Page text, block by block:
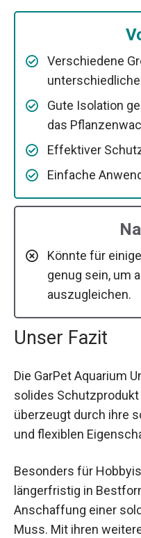
Verschiedene
Gute Isolation
das
Effektiver
Einfache
Könnte für
genug sein, um
auszugleichen.
Unser Fazit
Die GarPet Aquarium
solides
überzeugt durch ihre
und flexiblen
Besonders für
längerfristig in
Anschaffung einer
Muss. Mit ihren